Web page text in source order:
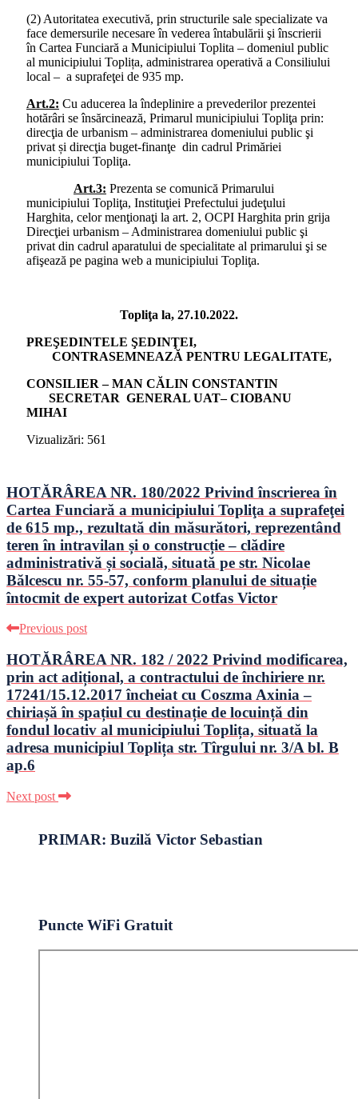
(2) Autoritatea executivă, prin structurile sale specializate va
face demersurile necesare în vederea întabulării şi înscrierii
în Cartea Funciară a Municipiului Toplita – domeniul public
al municipiului Toplița, administrarea operativă a Consiliului
local – a suprafeţei de 935 mp.
Art.2: Cu aducerea la îndeplinire a prevederilor prezentei
hotărâri se însărcinează, Primarul municipiului Topliţa prin:
direcţia de urbanism – administrarea domeniului public şi
privat și direcţia buget-finanţe din cadrul Primăriei
municipiului Topliţa.
Art.3: Prezenta se comunică Primarului
municipiului Topliţa, Instituţiei Prefectului judeţului
Harghita, celor menţionaţi la art. 2, OCPI Harghita prin grija
Direcţiei urbanism – Administrarea domeniului public şi
privat din cadrul aparatului de specialitate al primarului şi se
afişează pe pagina web a municipiului Topliţa.
Topliţa la, 27.10.2022.
PREŞEDINTELE ŞEDINŢEI,
CONTRASEMNEAZĂ PENTRU LEGALITATE,
CONSILIER – MAN CĂLIN CONSTANTIN
SECRETAR GENERAL UAT– CIOBANU
MIHAI
Vizualizări: 561
HOTĂRÂREA NR. 180/2022 Privind înscrierea în
Cartea Funciară a municipiului Topliţa a suprafeţei
de 615 mp., rezultată din măsurători, reprezentând
teren în intravilan și o construcție – clădire
administrativă și socială, situată pe str. Nicolae
Bălcescu nr. 55-57, conform planului de situație
întocmit de expert autorizat Cotfas Victor
Previous post
HOTĂRÂREA NR. 182 / 2022 Privind modificarea,
prin act adițional, a contractului de închiriere nr.
17241/15.12.2017 încheiat cu Coszma Axinia –
chiriașă în spațiul cu destinație de locuință din
fondul locativ al municipiului Toplița, situată la
adresa municipiul Toplița str. Tîrgului nr. 3/A bl. B
ap.6
Next post
PRIMAR: Buzilă Victor Sebastian
Puncte WiFi Gratuit